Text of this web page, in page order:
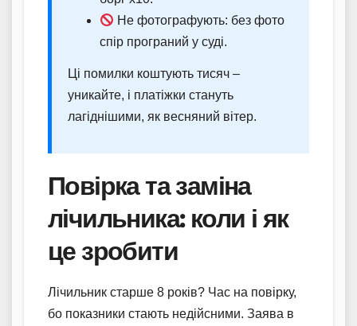
Не фотографують: без фото
спір програний у суді.
Ці помилки коштують тисяч –
уникайте, і платіжки стануть
лагіднішими, як весняний вітер.
Повірка та заміна
лічильника: коли і як
це зробити
Лічильник старше 8 років? Час на повірку,
бо показники стають недійсними. Заява в